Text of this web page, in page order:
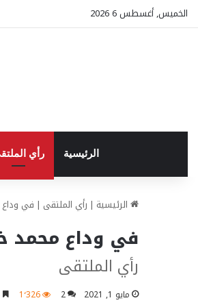
الخميس, أغسطس 6 2026
الرئيسية رأي
الرئيسية | رأي الملتقى | في وداع
في وداع محمد
رأي الملتقى
مايو 1, 2021 2 1٬326